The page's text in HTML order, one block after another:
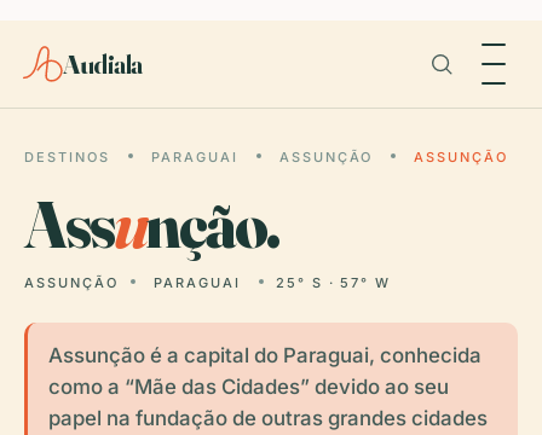
Audiala
DESTINOS PARAGUAI ASSUNÇÃO ASSUNÇÃO
Assunção.
ASSUNÇÃO PARAGUAI 25° S · 57° W
Assunção é a capital do Paraguai, conhecida
como a “Mãe das Cidades” devido ao seu
papel na fundação de outras grandes cidades